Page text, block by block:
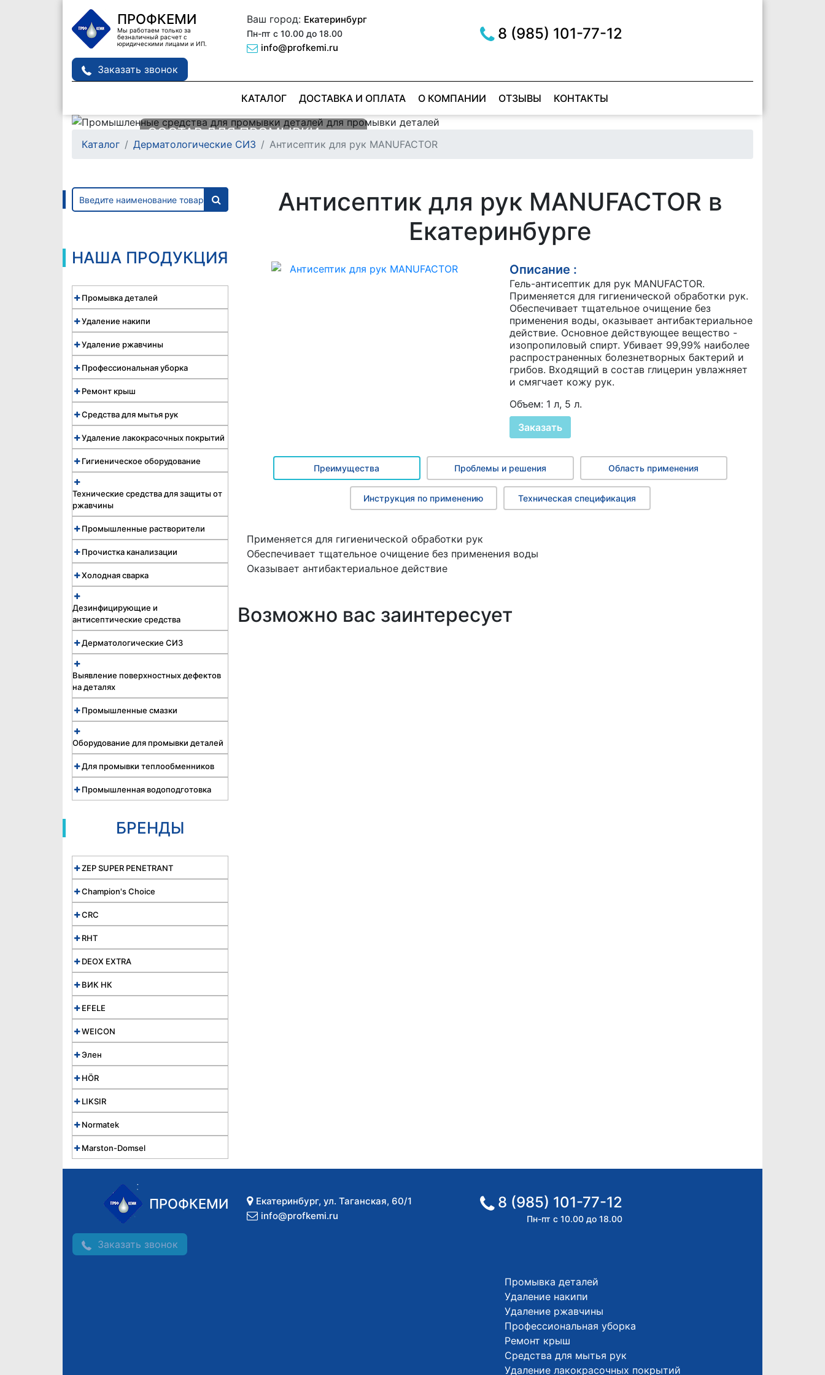
ПРОФКЕМИ
Мы работаем только за
безналичный расчет с
юридическими лицами и ИП.
Ваш город: Екатеринбург
Пн-пт с 10.00 до 18.00
info@profkemi.ru
8 (985) 101-77-12
Заказать звонок
КАТАЛОГ ДОСТАВКА И ОПЛАТА О КОМПАНИИ ОТЗЫВЫ КОНТАКТЫ
СОСТАВЫ ДЛЯ ПРОМЫВКИ
ТЕПЛООБМЕННИКОВ
СОСТАВ ДЛЯ ПРОМЫВКИ
ДЕТАЛЕЙ MANPOWER RED
Каталог Дерматологические СИЗ Антисептик для рук MANUFACTOR
НАША ПРОДУКЦИЯ
Промывка деталей
Удаление накипи
Удаление ржавчины
Профессиональная уборка
Ремонт крыш
Средства для мытья рук
Удаление лакокрасочных покрытий
Гигиеническое оборудование
Технические средства для защиты от
ржавчины
Промышленные растворители
Прочистка канализации
Холодная сварка
Дезинфицирующие и
антисептические средства
Дерматологические СИЗ
Выявление поверхностных дефектов
на деталях
Промышленные смазки
Оборудование для промывки деталей
Для промывки теплообменников
Промышленная водоподготовка
БРЕНДЫ
ZEP SUPER PENETRANT
Champion's Choice
CRC
RHT
DEOX EXTRA
ВИК НК
EFELE
WEICON
Элен
HÖR
LIKSIR
Normatek
Marston-Domsel
Антисептик для рук MANUFACTOR в
Екатеринбурге
Описание :
Гель-антисептик для рук MANUFACTOR.
Применяется для гигиенической обработки рук.
Обеспечивает тщательное очищение без
применения воды, оказывает антибактериальное
действие. Основное действующее вещество -
изопропиловый спирт. Убивает 99,99% наиболее
распространенных болезнетворных бактерий и
грибов. Входящий в состав глицерин увлажняет
и смягчает кожу рук.
Объем: 1 л, 5 л.
Заказать
Преимущества Проблемы и решения Область применения
Инструкция по применению Техническая спецификация
Применяется для гигиенической обработки рук
Обеспечивает тщательное очищение без применения воды
Оказывает антибактериальное действие
Возможно вас заинтересует
ПРОФКЕМИ Екатеринбург, ул. Таганская, 60/1
info@profkemi.ru
8 (985) 101-77-12
Пн-пт с 10.00 до 18.00
Заказать звонок
Промывка деталей
Удаление накипи
Удаление ржавчины
Профессиональная уборка
Ремонт крыш
Средства для мытья рук
Удаление лакокрасочных покрытий